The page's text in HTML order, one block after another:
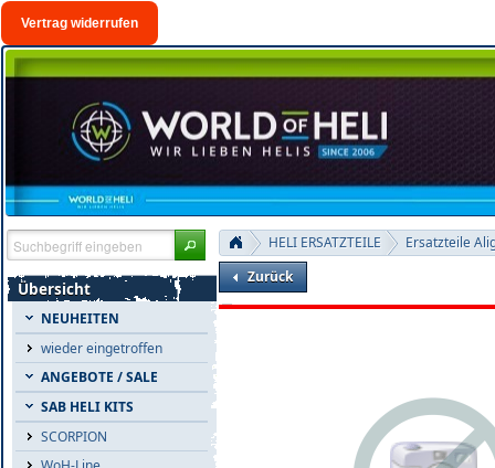
Vertrag widerrufen
Übersicht
NEUHEITEN
wieder eingetroffen
ANGEBOTE / SALE
SAB HELI KITS
SCORPION
HELI ERSATZTEILE
Ersatzteile
Zurück